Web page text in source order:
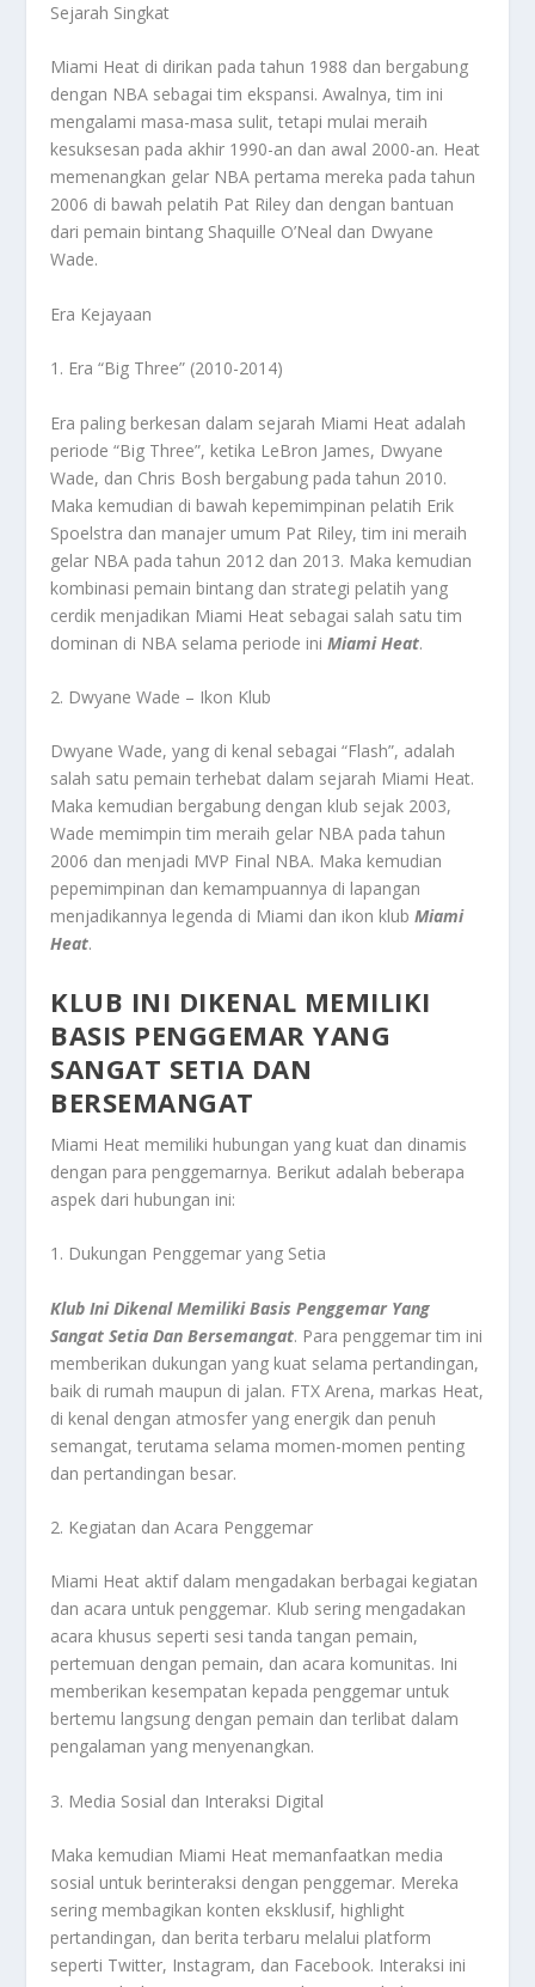
Sejarah Singkat
Miami Heat di dirikan pada tahun 1988 dan bergabung
dengan NBA sebagai tim ekspansi. Awalnya, tim ini
mengalami masa-masa sulit, tetapi mulai meraih
kesuksesan pada akhir 1990-an dan awal 2000-an. Heat
memenangkan gelar NBA pertama mereka pada tahun
2006 di bawah pelatih Pat Riley dan dengan bantuan
dari pemain bintang Shaquille O’Neal dan Dwyane
Wade.
Era Kejayaan
1. Era “Big Three” (2010-2014)
Era paling berkesan dalam sejarah Miami Heat adalah
periode “Big Three”, ketika LeBron James, Dwyane
Wade, dan Chris Bosh bergabung pada tahun 2010.
Maka kemudian di bawah kepemimpinan pelatih Erik
Spoelstra dan manajer umum Pat Riley, tim ini meraih
gelar NBA pada tahun 2012 dan 2013. Maka kemudian
kombinasi pemain bintang dan strategi pelatih yang
cerdik menjadikan Miami Heat sebagai salah satu tim
dominan di NBA selama periode ini Miami Heat.
2. Dwyane Wade – Ikon Klub
Dwyane Wade, yang di kenal sebagai “Flash”, adalah
salah satu pemain terhebat dalam sejarah Miami Heat.
Maka kemudian bergabung dengan klub sejak 2003,
Wade memimpin tim meraih gelar NBA pada tahun
2006 dan menjadi MVP Final NBA. Maka kemudian
pepemimpinan dan kemampuannya di lapangan
menjadikannya legenda di Miami dan ikon klub Miami
Heat.
KLUB INI DIKENAL MEMILIKI
BASIS PENGGEMAR YANG
SANGAT SETIA DAN
BERSEMANGAT
Miami Heat memiliki hubungan yang kuat dan dinamis
dengan para penggemarnya. Berikut adalah beberapa
aspek dari hubungan ini:
1. Dukungan Penggemar yang Setia
Klub Ini Dikenal Memiliki Basis Penggemar Yang
Sangat Setia Dan Bersemangat. Para penggemar tim ini
memberikan dukungan yang kuat selama pertandingan,
baik di rumah maupun di jalan. FTX Arena, markas Heat,
di kenal dengan atmosfer yang energik dan penuh
semangat, terutama selama momen-momen penting
dan pertandingan besar.
2. Kegiatan dan Acara Penggemar
Miami Heat aktif dalam mengadakan berbagai kegiatan
dan acara untuk penggemar. Klub sering mengadakan
acara khusus seperti sesi tanda tangan pemain,
pertemuan dengan pemain, dan acara komunitas. Ini
memberikan kesempatan kepada penggemar untuk
bertemu langsung dengan pemain dan terlibat dalam
pengalaman yang menyenangkan.
3. Media Sosial dan Interaksi Digital
Maka kemudian Miami Heat memanfaatkan media
sosial untuk berinteraksi dengan penggemar. Mereka
sering membagikan konten eksklusif, highlight
pertandingan, dan berita terbaru melalui platform
seperti Twitter, Instagram, dan Facebook. Interaksi ini